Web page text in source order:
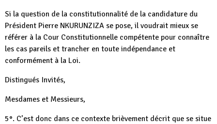
Si la question de la constitutionnalité de la candidature du
Président Pierre NKURUNZIZA se pose, il voudrait mieux se
référer à la Cour Constitutionnelle compétente pour connaître
les cas pareils et trancher en toute indépendance et
conformément à la Loi.
Distingués Invités,
Mesdames et Messieurs,
5°. C’est donc dans ce contexte brièvement décrit que se situe